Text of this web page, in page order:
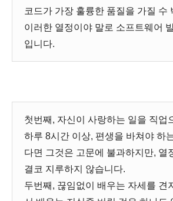
코드가 가장 훌륭한 품질을 가질 수
이러한 열정이야 말로 소프트웨어
입니다.
첫번째, 자신이 사랑하는 일을 직업
하루 8시간 이상, 편생을 바쳐야 하
다면 그것은 고문에 불과하지만, 열
결코 지루하지 않습니다.
두번째, 끊임없이 배우는 자세를 견